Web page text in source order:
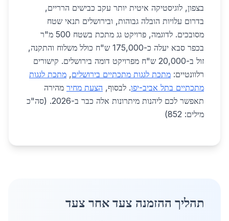
בצפון, לוגיסטיקה איטית יותר עקב כבישים הרריים,
בדרום עלויות הובלה גבוהות, ובירושלים תנאי שטח
מסובכים. לדוגמה, פרויקט גג מתכת בשטח 500 מ"ר
בכפר סבא יעלה כ-175,000 ש"ח כולל משלוח והתקנה,
זול ב-20,000 ש"ח מפרויקט דומה בירושלים. קישורים
רלוונטיים: מתכת לגגות מתכתיים בירושלים, מתכת לגגות
מתכתיים בתל אביב-יפו. לבסוף, הצעת מחיר מהירה
תאפשר לכם ליהנות מיתרונות אלה כבר ב-2026. (סה"כ
מילים: 852)
תהליך ההזמנה צעד אחר צעד